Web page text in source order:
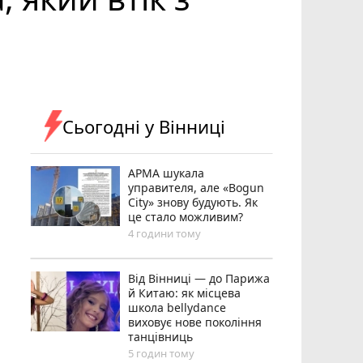
Сьогодні у Вінниці
АРМА шукала
управителя, але «Bogun
City» знову будують. Як
це стало можливим?
4 години тому
Від Вінниці — до Парижа
й Китаю: як місцева
школа bellydance
виховує нове покоління
танцівниць
5 годин тому